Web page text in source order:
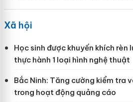
Xã hội
Học sinh được khuyến khích rèn
thực hành 1 loại hình nghệ thuật
Bắc Ninh: Tăng cường kiểm tra
trong hoạt động quảng cáo